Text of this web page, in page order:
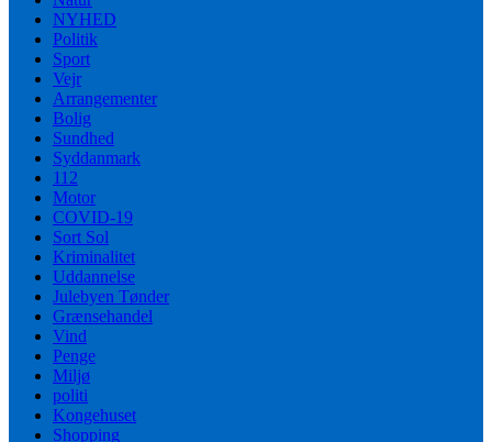
NYHED
Politik
Sport
Vejr
Arrangementer
Bolig
Sundhed
Syddanmark
112
Motor
COVID-19
Sort Sol
Kriminalitet
Uddannelse
Julebyen Tønder
Grænsehandel
Vind
Penge
Miljø
politi
Kongehuset
Shopping